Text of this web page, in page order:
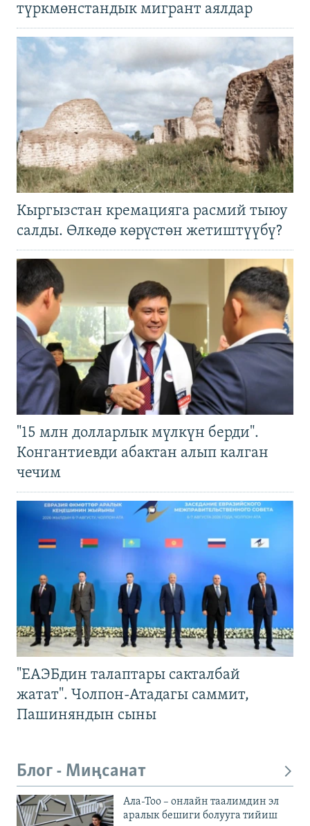
түркмөнстандык мигрант аялдар
Кыргызстан кремацияга расмий тыюу
салды. Өлкөдө көрүстөн жетиштүүбү?
"15 млн долларлык мүлкүн берди".
Конгантиевди абактан алып калган
чечим
"ЕАЭБдин талаптары сакталбай
жатат". Чолпон-Атадагы саммит,
Пашиняндын сыны
Блог - Миңсанат
Ала-Тоо – онлайн таалимдин эл
аралык бешиги болууга тийиш